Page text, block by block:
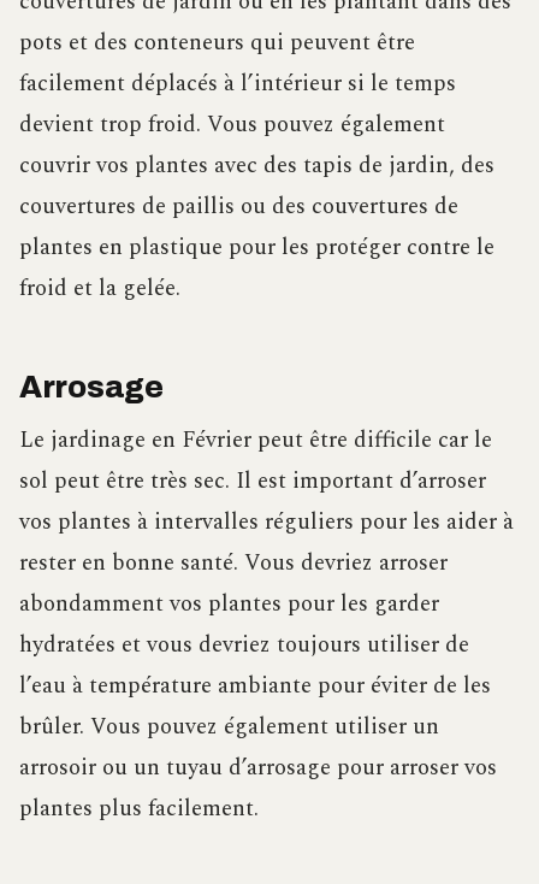
pots et des conteneurs qui peuvent être
facilement déplacés à l’intérieur si le temps
devient trop froid. Vous pouvez également
couvrir vos plantes avec des tapis de jardin, des
couvertures de paillis ou des couvertures de
plantes en plastique pour les protéger contre le
froid et la gelée.
Arrosage
Le jardinage en Février peut être difficile car le
sol peut être très sec. Il est important d’arroser
vos plantes à intervalles réguliers pour les aider à
rester en bonne santé. Vous devriez arroser
abondamment vos plantes pour les garder
hydratées et vous devriez toujours utiliser de
l’eau à température ambiante pour éviter de les
brûler. Vous pouvez également utiliser un
arrosoir ou un tuyau d’arrosage pour arroser vos
plantes plus facilement.